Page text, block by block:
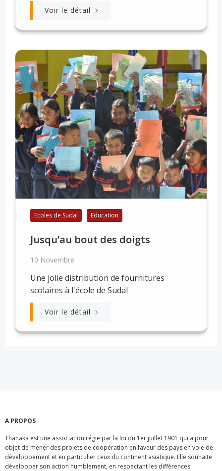
Voir le détail
Ecoles de Sudal Education
Jusqu’au bout des doigts
10 Novembre
Une jolie distribution de fournitures
scolaires à l'école de Sudal
Voir le détail
A PROPOS
Thanaka est une association régie par la loi du 1er juillet 1901 qui a pour
objet de mener des projets de coopération en faveur des pays en voie de
développement et en particulier ceux du continent asiatique. Elle souhaite
développer son action humblement, en respectant les différences